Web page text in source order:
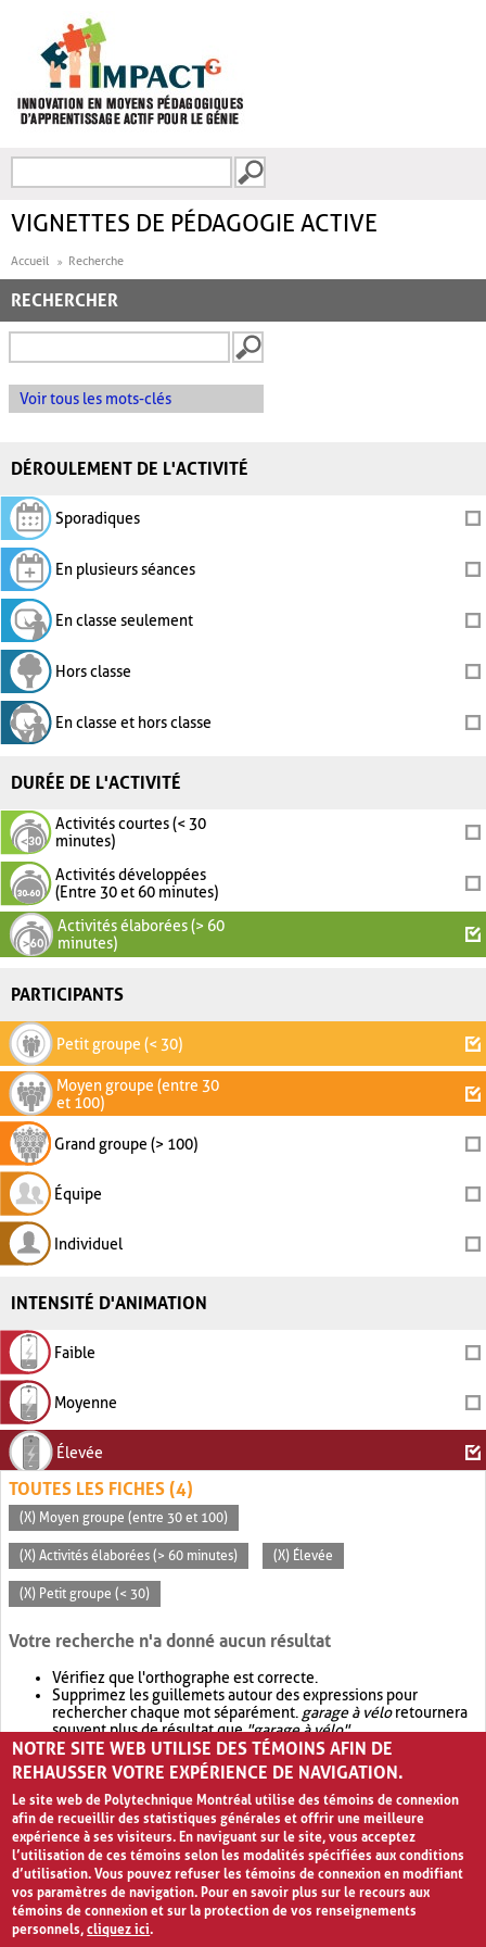
FORMULAIRE DE
VIGNETTES DE PÉDAGOGIE ACTIVE
Accueil Recherche
RECHERCHER
Voir tous les mots-clés
DÉROULEMENT DE L'ACTIVITÉ
Sporadiques
En plusieurs séances
En classe seulement
Hors classe
En classe et hors classe
DURÉE DE L'ACTIVITÉ
Activités courtes (< 30
minutes)
Activités développées
(Entre 30 et 60 minutes)
Activités élaborées (> 60
minutes)
PARTICIPANTS
Petit groupe (< 30)
Moyen groupe (entre 30
et 100)
Grand groupe (> 100)
Équipe
Individuel
INTENSITÉ D'ANIMATION
Faible
Moyenne
Élevée
TOUTES LES FICHES (4)
(X) Moyen groupe (entre 30 et 100)
(X) Activités élaborées (> 60 minutes) (X) Élevée
(X) Petit groupe (< 30)
Votre recherche n'a donné aucun résultat
Vérifiez que l'orthographe est correcte.
Supprimez les guillemets autour des expressions pour
rechercher chaque mot séparément. garage à véloretournera
souvent plus de résultat que"garage à vélo".
Envisagez d'élargir votre recherche avec OR.garage OR vélo
retournera souvent plus de résultat quegarage à vélo
NOTRE SITE WEB UTILISE DES TÉMOINS AFIN DE
REHAUSSER VOTRE EXPÉRIENCE DE NAVIGATION.
Le site web de Polytechnique Montréal utilise des témoins de connexion
afin de recueillir des statistiques générales et offrir une meilleure
expérience à ses visiteurs. En naviguant sur le site, vous acceptez
l’utilisation de ces témoins selon les modalités spécifiées aux conditions
d’utilisation. Vous pouvez refuser les témoins de connexion en modifiant
vos paramètres de navigation. Pour en savoir plus sur le recours aux
témoins de connexion et sur la protection de vos renseignements
personnels,cliquez ici.